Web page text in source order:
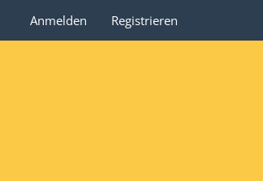
Anmelden Registrieren